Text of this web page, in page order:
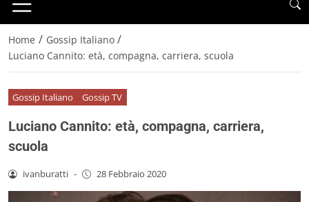
Home / Gossip Italiano /
Luciano Cannito: età, compagna, carriera, scuola
Gossip Italiano Gossip TV
Luciano Cannito: età, compagna, carriera,
scuola
ivanburatti - 28 Febbraio 2020